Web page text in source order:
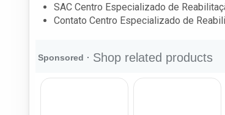
SAC Centro Especializado de
Contato Centro Especializado de